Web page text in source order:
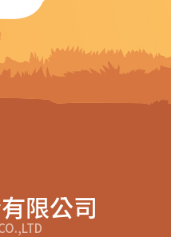
限公司